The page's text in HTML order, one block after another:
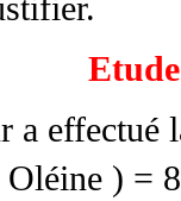
a effectué
) =